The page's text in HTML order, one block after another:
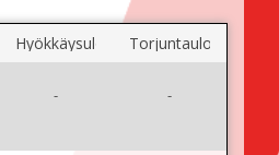
HyökkäysulottuvuusTorjuntaulottuvuus
- -